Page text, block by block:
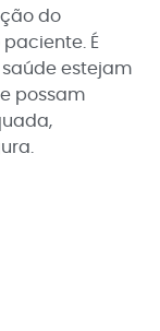
do
É
estejam
possam